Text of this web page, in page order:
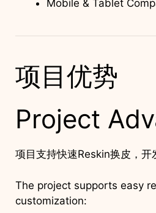
Mobile & Tablet
项目优势
Project
项目支持快速Reskin换皮，开
The project supports easy
customization: